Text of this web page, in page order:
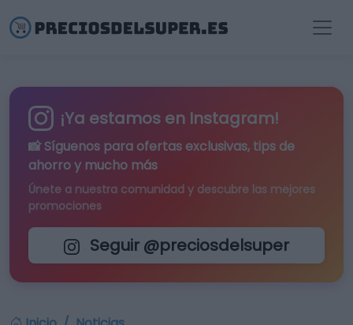
¡Ya estamos en Instagram!
📸 Síguenos para ofertas exclusivas, tips de
ahorro y mucho más
Únete a nuestra comunidad y descubre las mejores
promociones
Seguir @preciosdelsuper